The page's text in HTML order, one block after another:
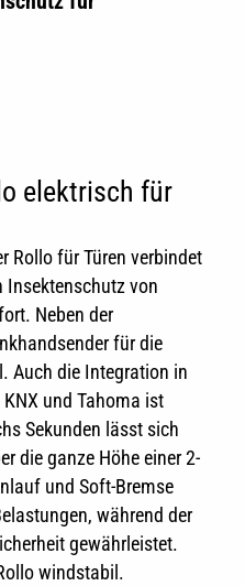
elektrisch für
Rollo für Türen verbindet
Insektenschutz von
Neben der
für die
Auch die Integration in
und Tahoma ist
Sekunden lässt sich
die ganze Höhe einer 2-
und Soft-Bremse
während der
gewährleistet.
windstabil.